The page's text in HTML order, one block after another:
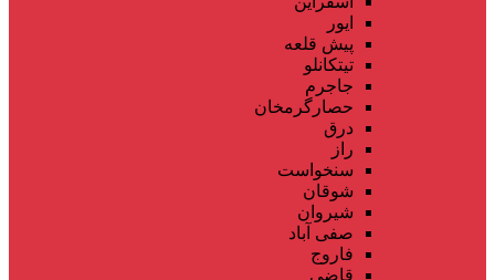
ایور
پیش قلعه
تیتکانلو
جاجرم
حصارگرمخان
درق
راز
سنخواست
شوقان
شیروان
صفی آباد
فاروج
قاضی